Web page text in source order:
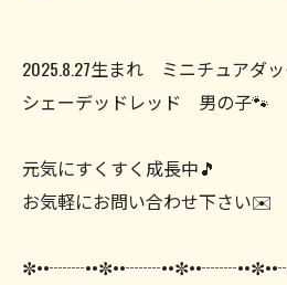
2025.8.27生まれ ミニチュアダ
シェーデッドレッド 男の子🐾
元気にすくすく成長中🎵
お気軽にお問い合わせ下さい✉️